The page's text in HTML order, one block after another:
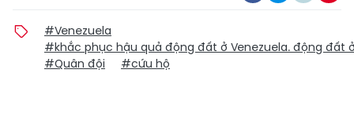
#Venezuela
#khắc phục hậu quả động đất ở Venezuela. động đất
#Quân đội
#cứu hộ